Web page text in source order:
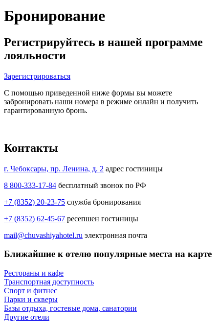
Бронирование
Регистрируйтесь в нашей программе
лояльности
Зарегистрироваться
С помощью приведенной ниже формы вы можете
забронировать наши номера в режиме онлайн и получить
гарантированную бронь.
Контакты
г. Чебоксары, пр. Ленина, д. 2 адрес гостиницы
8 800-333-17-84 бесплатный звонок по РФ
+7 (8352) 20-23-75 служба бронирования
+7 (8352) 62-45-67 ресепшен гостиницы
mail@chuvashiyahotel.ru электронная почта
Ближайшие к отелю популярные места на карте
Рестораны и кафе
Транспортная доступность
Спорт и фитнес
Парки и скверы
Базы отдыха, гостевые дома, санатории
Другие отели